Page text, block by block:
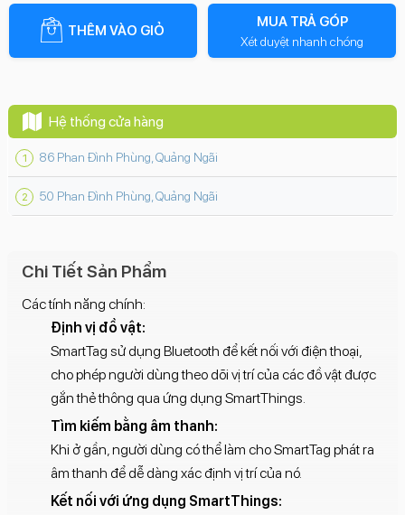
THÊM VÀO GIỎ
MUA TRẢ GÓP
Xét duyệt nhanh chóng
Hệ thống cửa hàng
86 Phan Đình Phùng, Quảng Ngãi
50 Phan Đình Phùng, Quảng Ngãi
Chi Tiết Sản Phẩm
Các tính năng chính:
Định vị đồ vật:
SmartTag sử dụng Bluetooth để kết nối với điện thoại,
cho phép người dùng theo dõi vị trí của các đồ vật được
gắn thẻ thông qua ứng dụng SmartThings.
Tìm kiếm bằng âm thanh:
Khi ở gần, người dùng có thể làm cho SmartTag phát ra
âm thanh để dễ dàng xác định vị trí của nó.
Kết nối với ứng dụng SmartThings: